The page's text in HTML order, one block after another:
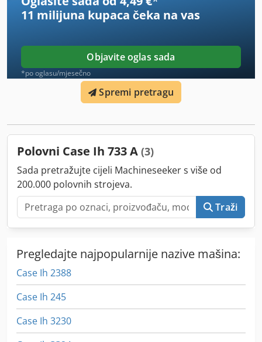
11 milijuna kupaca čeka na vas
Objavite oglas sada
*po oglasu/mjesečno
Spremi pretragu
Polovni Case Ih 733 A (3)
Sada pretražujte cijeli Machineseeker s više od
200.000 polovnih strojeva.
Traži
Pregledajte najpopularnije nazive mašina:
Case Ih 2388
Case Ih 245
Case Ih 3230